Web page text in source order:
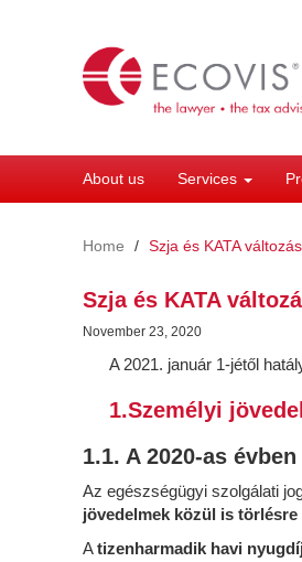
About us Services
Home
Szja és KATA
Szja és KATA
November 23, 2020
A 2021. január 1-jétől
1.Személyi
1.1. A 2020-as
Az egészségügyi szolgálati
jövedelmek közül is törlésre
Atizenharmadik havi nyugdíj